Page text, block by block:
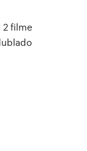
filme